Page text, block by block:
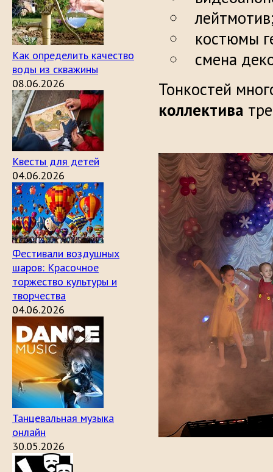
Как определить качество
воды из скважины
08.06.2026
Квесты для детей
04.06.2026
Фестивали воздушных
шаров: Красочное
торжество культуры и
творчества
04.06.2026
Танцевальная музыка
онлайн
30.05.2026
костюмы
смена
Тонкостей
коллектива